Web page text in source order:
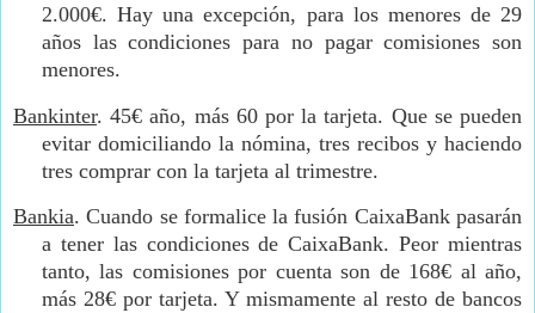
2.000€. Hay una excepción, para los menores de 29
años las condiciones para no pagar comisiones son
menores.
Bankinter. 45€ año, más 60 por la tarjeta. Que se pueden
evitar domiciliando la nómina, tres recibos y haciendo
tres comprar con la tarjeta al trimestre.
Bankia. Cuando se formalice la fusión CaixaBank pasarán
a tener las condiciones de CaixaBank. Peor mientras
tanto, las comisiones por cuenta son de 168€ al año,
más 28€ por tarjeta. Y mismamente al resto de bancos